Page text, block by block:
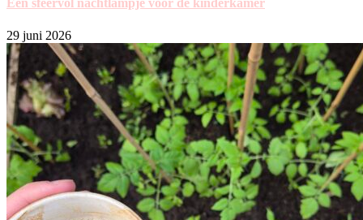
Een sfeervol nachtlampje voor de kinderkamer
29 juni 2026